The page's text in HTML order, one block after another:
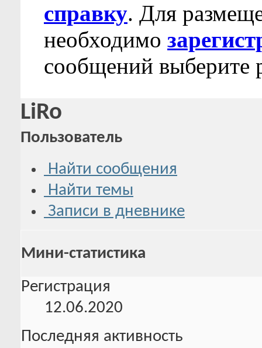
справку. Для
необходимо
сообщений выберите
LiRo
Пользователь
Найти сообщения
Найти темы
Записи в дневнике
Мини-статистика
Регистрация
12.06.2020
Последняя активность